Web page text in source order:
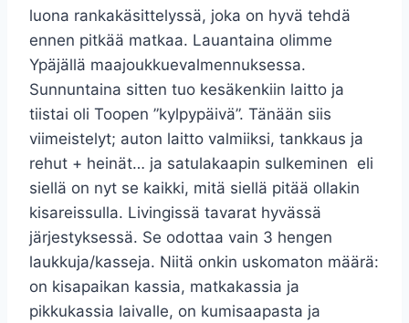
luona rankakäsittelyssä, joka on hyvä tehdä
ennen pitkää matkaa. Lauantaina olimme
Ypäjällä maajoukkuevalmennuksessa.
Sunnuntaina sitten tuo kesäkenkiin laitto ja
tiistai oli Toopen ”kylpypäivä”. Tänään siis
viimeistelyt; auton laitto valmiiksi, tankkaus ja
rehut + heinät… ja satulakaapin sulkeminen eli
siellä on nyt se kaikki, mitä siellä pitää ollakin
kisareissulla. Livingissä tavarat hyvässä
järjestyksessä. Se odottaa vain 3 hengen
laukkuja/kasseja. Niitä onkin uskomaton määrä:
on kisapaikan kassia, matkakassia ja
pikkukassia laivalle, on kumisaapasta ja